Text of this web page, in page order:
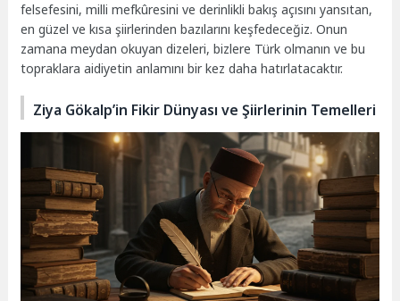
felsefesini, milli mefkûresini ve derinlikli bakış açısını yansıtan,
en güzel ve kısa şiirlerinden bazılarını keşfedeceğiz. Onun
zamana meydan okuyan dizeleri, bizlere Türk olmanın ve bu
topraklara aidiyetin anlamını bir kez daha hatırlatacaktır.
Ziya Gökalp’in Fikir Dünyası ve Şiirlerinin Temelleri